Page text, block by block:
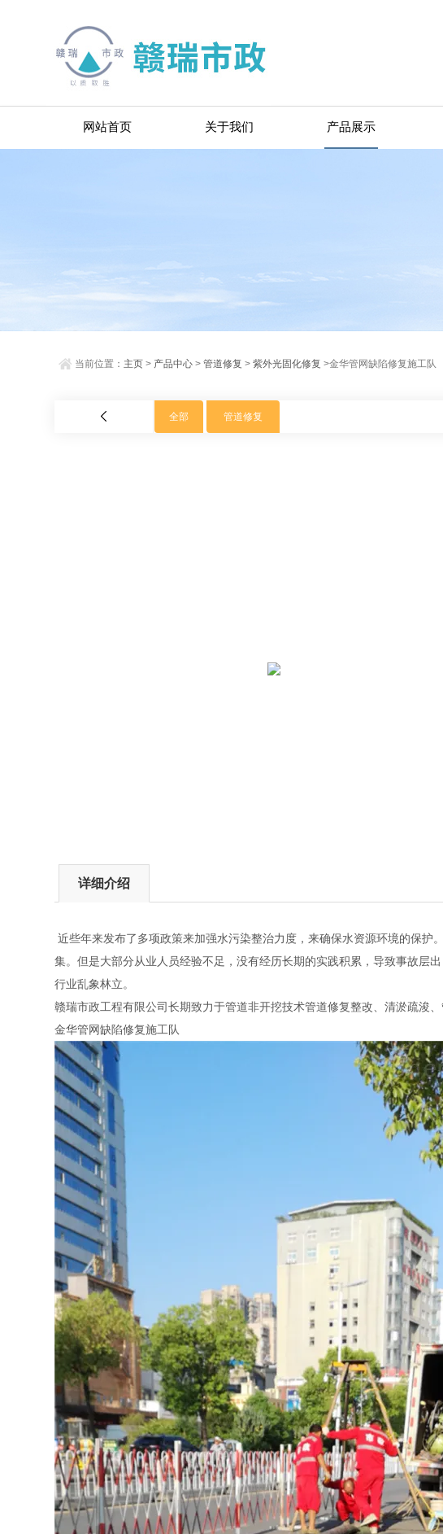
网站首页 关于我们 产品展示
当前位置： 主页 > 产品中心 >管道修复 >紫外光固化修复 >金华管网缺陷修复施工队
全部 管道修复
详细介绍
近些年来发布了多项政策来加强水污染整治力度，来确保水资源环境的保
集。但是大部分从业人员经验不足，没有经历长期的实践积累，导致事故层
行业乱象林立。
赣瑞市政工程有限公司长期致力于管道非开挖技术管道修复整改、清淤疏浚
金华管网缺陷修复施工队